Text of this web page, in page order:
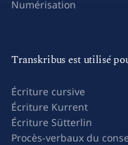
Numérisation
Transkribus est utilisé
Écriture cursive
Écriture Kurrent
Écriture Sütterlin
Procès-verbaux du